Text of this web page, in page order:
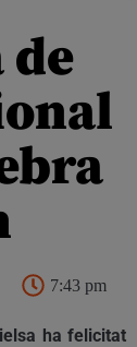
de
7:43 pm
ha felicitat